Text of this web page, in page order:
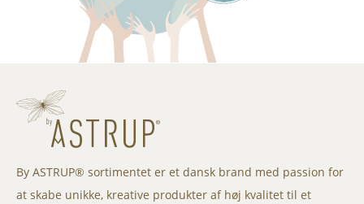
By ASTRUP® sortimentet er et dansk brand med passion for
at skabe unikke, kreative produkter af høj kvalitet til et